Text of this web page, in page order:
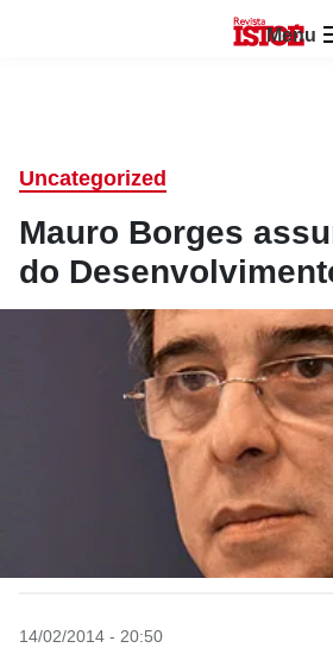
Menu
Uncategorized
Mauro Borges
do
14/02/2014 - 20:50